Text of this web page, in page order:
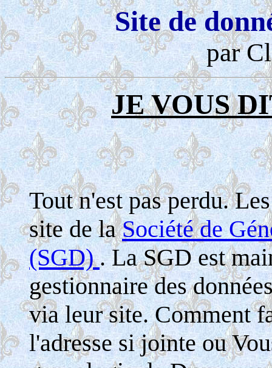
Site de
par
JE VOUS
Tout n'est pas perdu.
site de laSociété de
(SGD). La SGD est
gestionnaire des
via leur site. Comment
l'adresse si jointe ou